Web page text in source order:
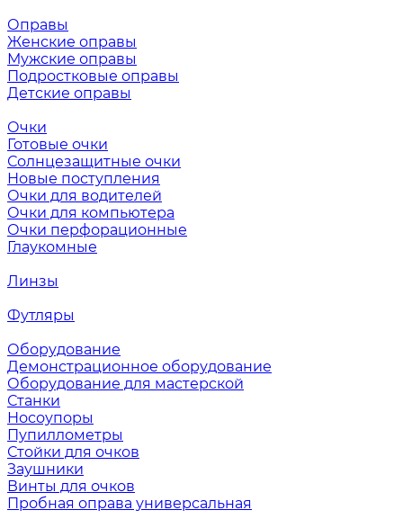
Оправы
Женские оправы
Мужские оправы
Подростковые оправы
Детские оправы
Очки
Готовые очки
Солнцезащитные очки
Новые поступления
Очки для водителей
Очки для компьютера
Очки перфорационные
Глаукомные
Линзы
Футляры
Оборудование
Демонстрационное оборудование
Оборудование для мастерской
Станки
Носоупоры
Пупиллометры
Стойки для очков
Заушники
Винты для очков
Пробная оправа универсальная